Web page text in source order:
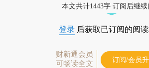
本文共计1443字 订阅后继
登录 后获取已订阅的阅
财新通会员
可畅读全文
订阅/会员